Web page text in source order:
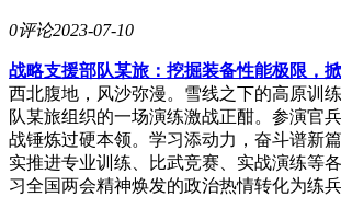
0评论2023-07-10
战略支援部队某旅：挖掘装备性能极限，
西北腹地，风沙弥漫。雪线之下的高原训
队某旅组织的一场演练激战正酣。参演官
战锤炼过硬本领。学习添动力，奋斗谱新
实推进专业训练、比武竞赛、实战演练等
习全国两会精神焕发的政治热情转化为练